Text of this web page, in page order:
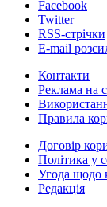
Facebook
Twitter
RSS-стрічки
E-mail
Контакти
Реклама на
Правила
Договір
Політика у
Угода щодо
Редакція